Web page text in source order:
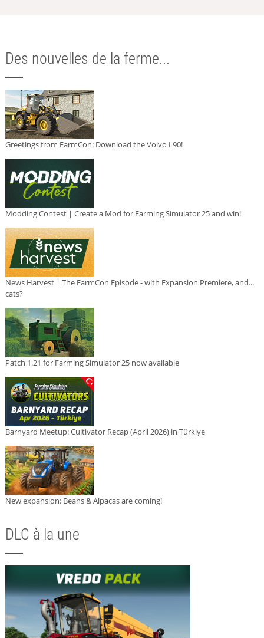
Des nouvelles de la ferme...
Greetings from FarmCon: Download the Volvo L90!
Modding Contest | Create a Mod for Farming Simulator 25 and win!
News Harvest | The FarmCon Episode - with Expansion Premiere, and...
cats?
Patch 1.21 for Farming Simulator 25 now available
Barnyard Meetup: Cultivator Recap (April 2026) in Türkiye
New expansion: Beans & Alpacas are coming!
DLC à la une